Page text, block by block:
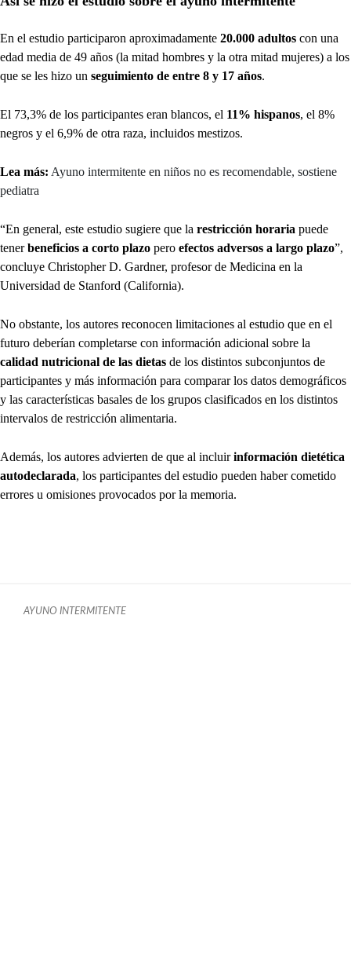
En el estudio participaron aproximadamente 20.000 adultos con una
edad media de 49 años (la mitad hombres y la otra mitad mujeres) a los
que se les hizo un seguimiento de entre 8 y 17 años.
El 73,3% de los participantes eran blancos, el 11% hispanos, el 8%
negros y el 6,9% de otra raza, incluidos mestizos.
Lea más: Ayuno intermitente en niños no es recomendable, sostiene
pediatra
“En general, este estudio sugiere que la restricción horaria puede
tenerbeneficios a corto plazo pero efectos adversos a largo plazo”,
concluye Christopher D. Gardner, profesor de Medicina en la
Universidad de Stanford (California).
No obstante, los autores reconocen limitaciones al estudio que en el
futuro deberían completarse con información adicional sobre la
calidad nutricional de las dietas de los distintos subconjuntos de
participantes y más información para comparar los datos demográficos
y las características basales de los grupos clasificados en los distintos
intervalos de restricción alimentaria.
Además, los autores advierten de que al incluirinformación dietética
autodeclarada, los participantes del estudio pueden haber cometido
errores u omisiones provocados por la memoria.
AYUNO INTERMITENTE